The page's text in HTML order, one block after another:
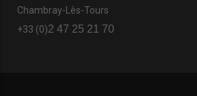
Chambray-Lès-Tours
+33 (0)2 47 25 21 70